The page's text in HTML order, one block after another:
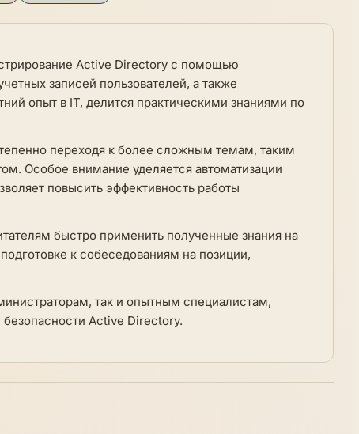
Active Directory с помощью
записей пользователей, а также
опыт в IT, делится практическими знаниями по
переходя к более сложным темам, таким
Особое внимание уделяется автоматизации
повысить эффективность работы
быстро применить полученные знания на
к собеседованиям на позиции,
так и опытным специалистам,
Active Directory.